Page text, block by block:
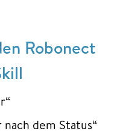
Robonect
dem Status“